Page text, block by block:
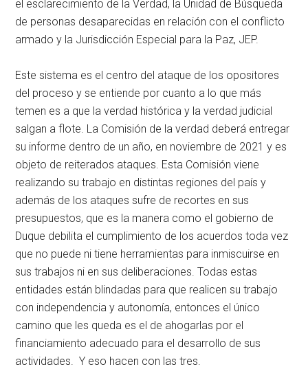
el esclarecimiento de la Verdad, la Unidad de Búsqueda
de personas desaparecidas en relación con el conflicto
armado y la Jurisdicción Especial para la Paz, JEP.
Este sistema es el centro del ataque de los opositores
del proceso y se entiende por cuanto a lo que más
temen es a que la verdad histórica y la verdad judicial
salgan a flote. La Comisión de la verdad deberá entregar
su informe dentro de un año, en noviembre de 2021 y es
objeto de reiterados ataques. Esta Comisión viene
realizando su trabajo en distintas regiones del país y
además de los ataques sufre de recortes en sus
presupuestos, que es la manera como el gobierno de
Duque debilita el cumplimiento de los acuerdos toda vez
que no puede ni tiene herramientas para inmiscuirse en
sus trabajos ni en sus deliberaciones. Todas estas
entidades están blindadas para que realicen su trabajo
con independencia y autonomía, entonces el único
camino que les queda es el de ahogarlas por el
financiamiento adecuado para el desarrollo de sus
actividades. Y eso hacen con las tres.